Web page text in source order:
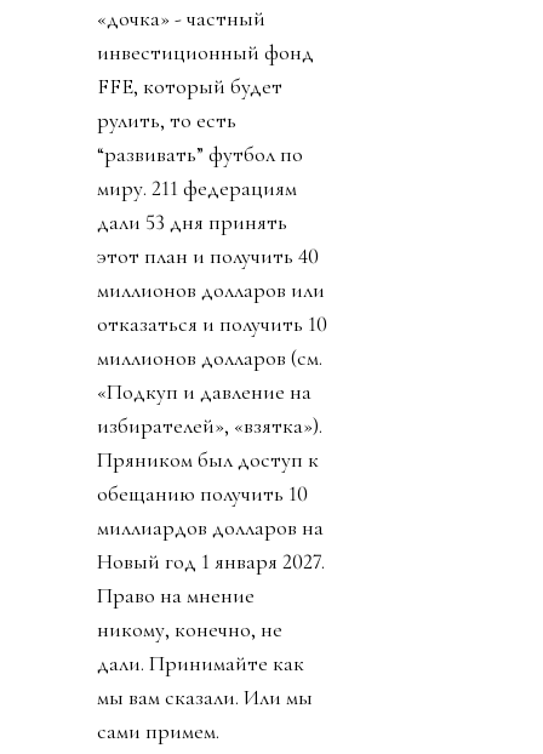
«дочка» - частный
инвестиционный фонд
FFE, который будет
рулить, то есть
“развивать” футбол по
миру. 211 федерациям
дали 53 дня принять
этот план и получить 40
миллионов долларов или
отказаться и получить 10
миллионов долларов (см.
«Подкуп и давление на
избирателей», «взятка»).
Пряником был доступ к
обещанию получить 10
миллиардов долларов на
Новый год 1 января 2027.
Право на мнение
никому, конечно, не
дали. Принимайте как
мы вам сказали. Или мы
сами примем.